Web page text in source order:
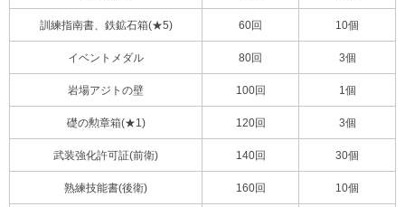
訓練指南書、鉄鉱石箱(★5) 60回 10個
イベントメダル 80回 3個
岩場アジトの壁 100回 1個
礎の勲章箱(★1) 120回 3個
武装強化許可証(前衛) 140回 30個
熟練技能書(後衛) 160回 10個